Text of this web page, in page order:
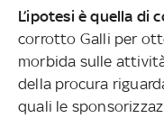
L’ipotesi è quella di
corrotto Galli per
morbida sulle
della procura
quali le